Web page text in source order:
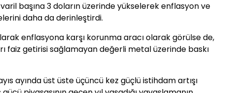
başına 3 doların üzerinde yükselerek enflasyon ve
daha da derinleştirdi.
enflasyona karşı korunma aracı olarak görülse de,
faiz getirisi sağlamayan değerli metal üzerinde baskı
ayında üst üste üçüncü kez güçlü istihdam artışı